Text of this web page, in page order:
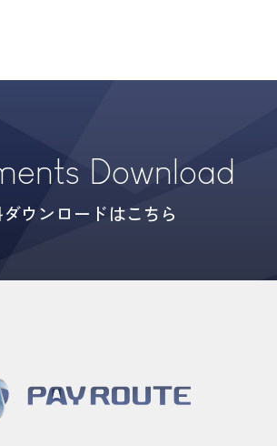
Download
ウンロードはこちら